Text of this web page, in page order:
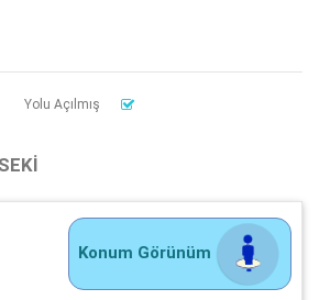
Yolu Açılmış
Konum Görünüm